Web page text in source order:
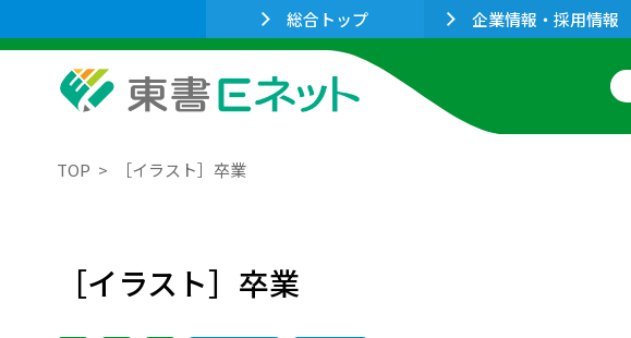
総合トップ 企業情報・採用情報
TOP ［イラスト］卒業
［イラスト］卒業